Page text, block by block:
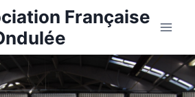
Française